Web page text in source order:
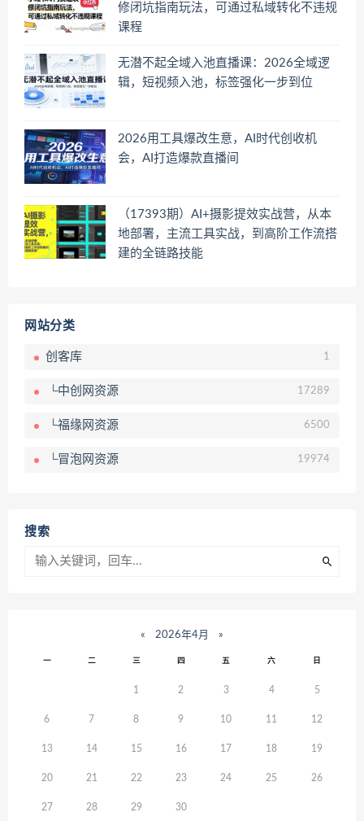
修闭坑指南玩法，可通过私域转化不违规
课程
无潜不起全域入池直播课：2026全域逻
辑，短视频入池，标签强化一步到位
2026用工具爆改生意，AI时代创收机
会，AI打造爆款直播间
（17393期）AI+摄影提效实战营，从本
地部署，主流工具实战，到高阶工作流搭
建的全链路技能
网站分类
创客库 1
└中创网资源 17289
└福缘网资源 6500
└冒泡网资源 19974
搜索
« 2026年4月 »
一 二 三 四 五 六 日
1 2 3 4 5
6 7 8 9 10 11 12
13 14 15 16 17 18 19
20 21 22 23 24 25 26
27 28 29 30